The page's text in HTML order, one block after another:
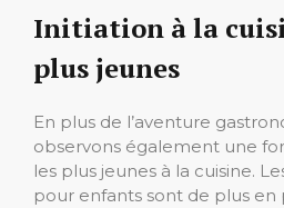
Initiation à la
plus jeunes
En plus de l’aventure
observons également une
les plus jeunes à la cuisine.
pour enfants sont de plus en